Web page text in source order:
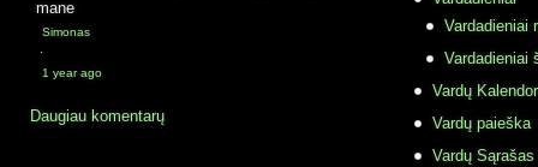
mane
Simonas
·
1 year ago
Daugiau komentarų
Vardadieniai
Vardadieniai
Vardų
Vardų paieška
Vardų Sąrašas